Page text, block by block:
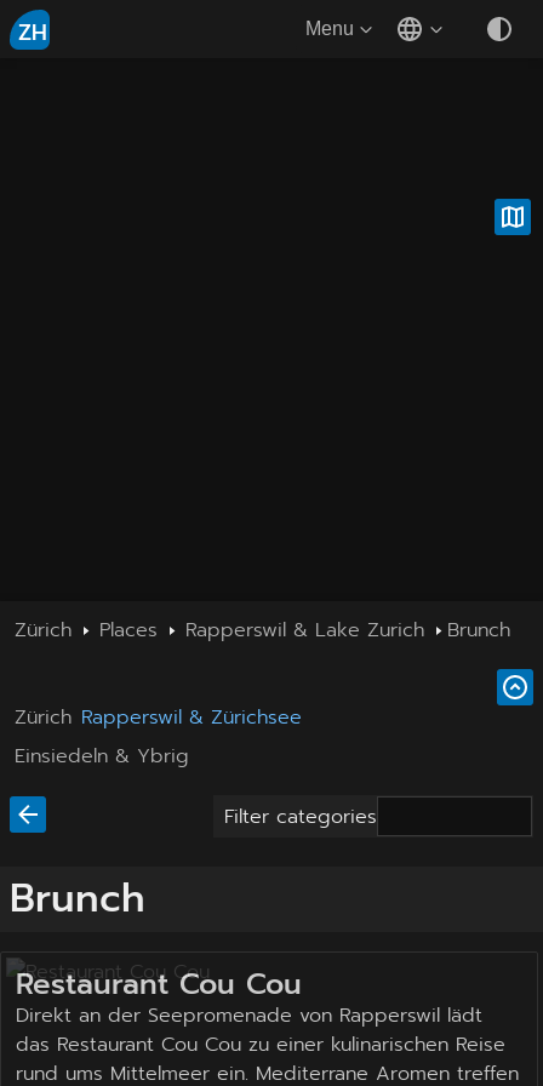
ZH Menu
Zürich Places Rapperswil & Lake Zurich Brunch
Zürich Rapperswil & Zürichsee
Einsiedeln & Ybrig
Filter categories
Brunch
Restaurant Cou Cou
Direkt an der Seepromenade von Rapperswil lädt
das Restaurant Cou Cou zu einer kulinarischen Reise
rund ums Mittelmeer ein. Mediterrane Aromen treffen